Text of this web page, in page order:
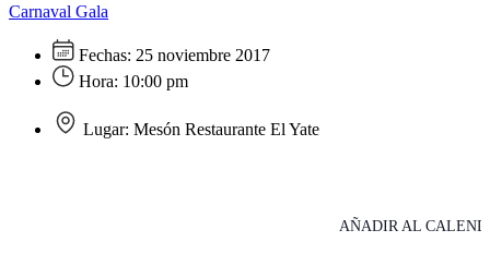
Carnaval Gala
Fechas: 25 noviembre 2017
Hora: 10:00 pm
Lugar: Mesón Restaurante El Yate
AÑADIR AL